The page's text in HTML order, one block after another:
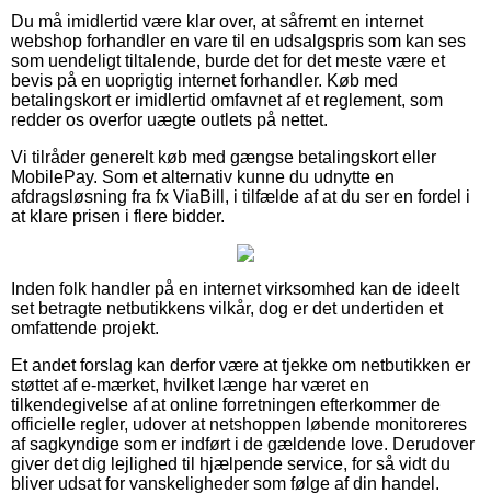
Du må imidlertid være klar over, at såfremt en internet
webshop forhandler en vare til en udsalgspris som kan ses
som uendeligt tiltalende, burde det for det meste være et
bevis på en uoprigtig internet forhandler. Køb med
betalingskort er imidlertid omfavnet af et reglement, som
redder os overfor uægte outlets på nettet.
Vi tilråder generelt køb med gængse betalingskort eller
MobilePay. Som et alternativ kunne du udnytte en
afdragsløsning fra fx ViaBill, i tilfælde af at du ser en fordel i
at klare prisen i flere bidder.
Inden folk handler på en internet virksomhed kan de ideelt
set betragte netbutikkens vilkår, dog er det undertiden et
omfattende projekt.
Et andet forslag kan derfor være at tjekke om netbutikken er
støttet af e-mærket, hvilket længe har været en
tilkendegivelse af at online forretningen efterkommer de
officielle regler, udover at netshoppen løbende monitoreres
af sagkyndige som er indført i de gældende love. Derudover
giver det dig lejlighed til hjælpende service, for så vidt du
bliver udsat for vanskeligheder som følge af din handel.